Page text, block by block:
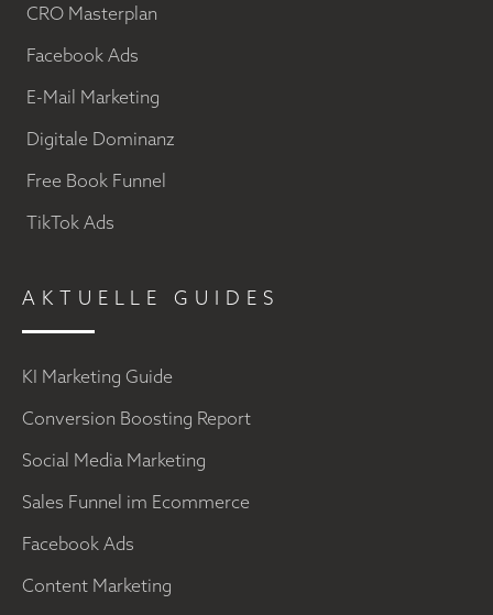
CRO Masterplan
Facebook Ads
E-Mail Marketing
Digitale Dominanz
Free Book Funnel
TikTok Ads
AKTUELLE GUIDES
KI Marketing Guide
Conversion Boosting Report
Social Media Marketing
Sales Funnel im Ecommerce
Facebook Ads
Content Marketing